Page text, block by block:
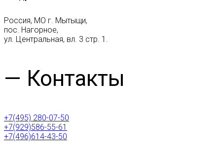
Россия, МО г. Мытыщи,
пос. Нагорное,
ул. Центральная, вл. 3 стр. 1.
— Контакты
+7(495) 280-07-50
+7(929)586-55-61
+7(496)614-43-50